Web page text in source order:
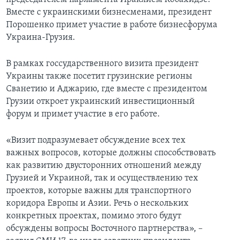
Вместе с украинскими бизнесменами, президент
Порошенко примет участие в работе бизнесфорума
Украина-Грузия.
В рамках госсударственного визита президент
Украины также посетит грузинские регионы
Сванетию и Аджарию, где вместе с президентом
Грузии откроет украинский инвестиционный
форум и примет участие в его работе.
«Визит подразумевает обсуждение всех тех
важных вопросов, которые должны способствовать
как развитию двусторонних отношений между
Грузией и Украиной, так и осуществлению тех
проектов, которые важны для транспортного
коридора Европы и Азии. Речь о нескольких
конкретных проектах, помимо этого будут
обсуждены вопросы Восточного партнерства», –